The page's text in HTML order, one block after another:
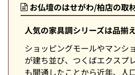
お仏壇のはせがわ/柏店の取
人気の家具調シリーズは品揃
ショッピングモールやマンシ
が建ち並び、つくばエクスプ
も開通したことから近年、人